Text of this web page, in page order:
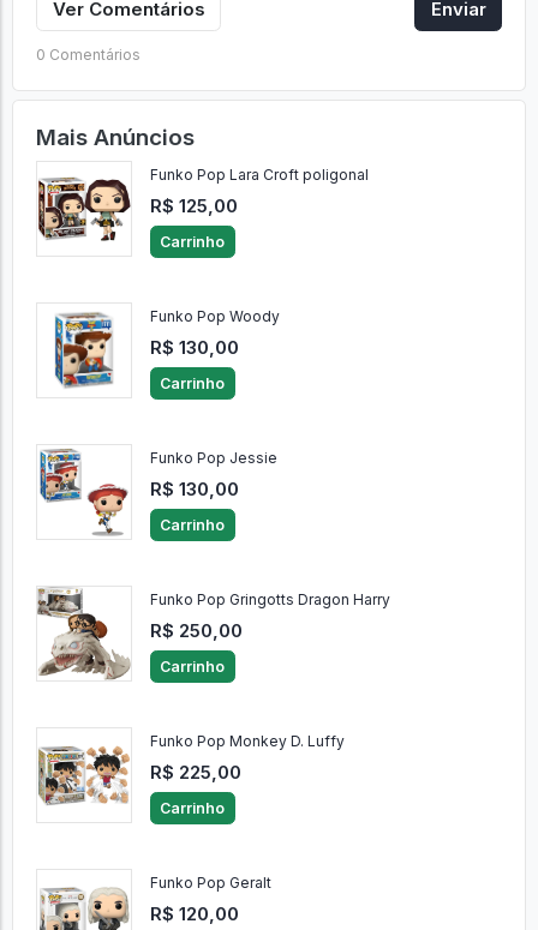
Ver Comentários Enviar
0 Comentários
Mais Anúncios
Funko Pop Lara Croft poligonal
R$ 125,00
Carrinho
Funko Pop Woody
R$ 130,00
Carrinho
Funko Pop Jessie
R$ 130,00
Carrinho
Funko Pop Gringotts Dragon Harry
R$ 250,00
Carrinho
Funko Pop Monkey D. Luffy
R$ 225,00
Carrinho
Funko Pop Geralt
R$ 120,00